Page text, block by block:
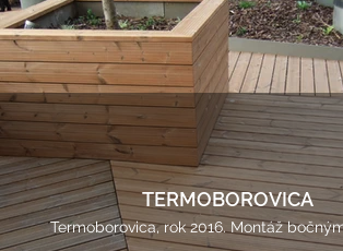
TERMOBOROVICA
Termoborovica, rok 2016. Montáž